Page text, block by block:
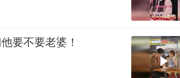
要不要老婆！